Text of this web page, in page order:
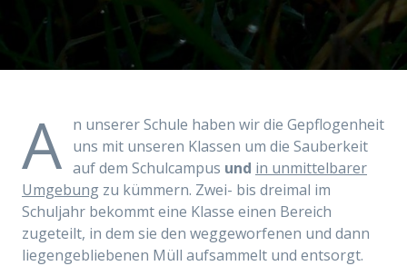
A n unserer Schule haben wir die Gepflogenheit
uns mit unseren Klassen um die Sauberkeit
auf dem Schulcampus und in unmittelbarer
Umgebung zu kümmern. Zwei- bis dreimal im
Schuljahr bekommt eine Klasse einen Bereich
zugeteilt, in dem sie den weggeworfenen und dann
liegengebliebenen Müll aufsammelt und entsorgt.